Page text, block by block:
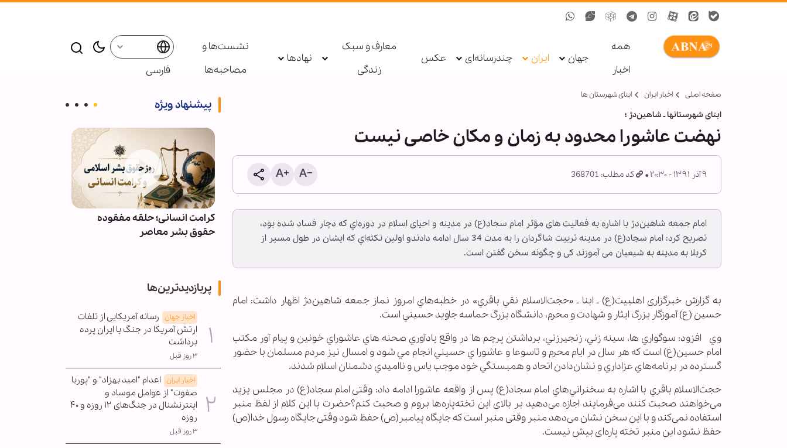
همه
اخبار
جهان ایران چندرسانه‌ای عکس
معارف و سبک
زندگی
نهادها
نشست‌ها و
مصاحبه‌ها
فارسی
صفحه اصلی اخبار ایران ابنای شهرستان ها
ابنای شهرستان‏ها ـ شاهين‌دژ ؛
نهضت عاشورا محدود به زمان و مکان خاصی نیست
۹ آذر ۱۳۹۱ - ۲۰:۳۰ کد مطلب: 368701
امام جمعه شاهين‌دژ با اشاره به فعالیت های مؤثر امام سجاد(ع) در مدینه و احیای اسلام در دوره‌اي که دچار فساد شده بود،
تصریح کرد: امام سجاد(ع) در مدینه تربیت شاگردان را به مدت 34 سال ادامه دادندو اولین نكته‌اي که ایشان در طول مسیر از
کربلا به مدینه به شیعیان می آموزند کی و چگونه سخن گفتن است.
به گزارش خبرگزاری اهل‏بیت(ع) ـ ابنا ـ «حجت‌الاسلام نقي باقري» در خطبه‌هاي امروز نماز جمعه شاهين‌دژ اظهار داشت: امام
حسين (ع) آموزگار بزرگ ايثار و شهادت و محرم، دانشگاه بزرگ حماسه جاويد حسيني است.
وي افزود: سوگواري ها، سينه زني، زنجيرزني، برداشتن پرچم ها در واقع يادآوري صحنه هاي عاشوراي خونين و پيام آور مکتب
امام حسين(ع) است که هر سال در ايام محرم و تاسوعا و عاشورا ي حسيني انجام مي شود و امسال نيز مردم مسلمان با حضور
گسترده در برنامه‌هاي عزاداري و نشان‌دادن اتحاد و همبستگي خود موجب ياس و نااميدي دشمنان اسلام شدند.
حجت‌الاسلام باقري با اشاره به سخنراني‌هاي امام سجاد(ع) پس از واقعه عاشورا ادامه داد: وقتی امام سجاد(ع) در مجلس یزید
می‌خواهند صحبت کنند می‌فرمايند اجازه می‌دهید بر بالای این تخته‌پاره‌ها بروم و صحبت کنم؟حضرت با این کلام از لفظ منبر
استفاده نمی‌کند و با این سخن نشان می‌دهد منبر وقتی منبر است که جایگاه پیامبر(ص) حفظ شود وقتی جایگاه رسول خدا(ص)
حفظ نشود این منبر تخته پاره‌ای بیش نیست.
پیشنهاد ویژه
اطعام روزانه ۱۰ هزار زائر در موکب
حرم بانوی کرامت در ایام اربعین
حسینی
کرامت انسانی؛ حلقه مفقوده
حقوق بشر معاصر
پربازدیدترین‌ها
اخبار جهان رسانه آمریکایی از تلفات
ارتش آمریکا در جنگ با ایران پرده
برداشت
۳ روز قبل
اخبار ایران اعدام "امید بهزاد" و "پوریا
صفوت" از عوامل موساد و
اینترنشنال در جنگ‌های ۱۲ روزه و ۴۰
روزه
۳ روز قبل